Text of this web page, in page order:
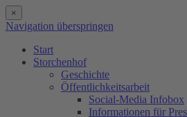
×
Navigation überspringen
Start
Storchenhof
Geschichte
Öffentlichkeitsarbeit
Social-Media Infobox
Informationen für